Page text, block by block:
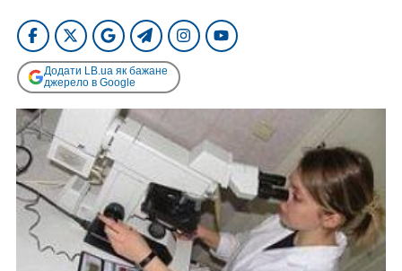
Додати LB.ua як бажане
джерело в Google